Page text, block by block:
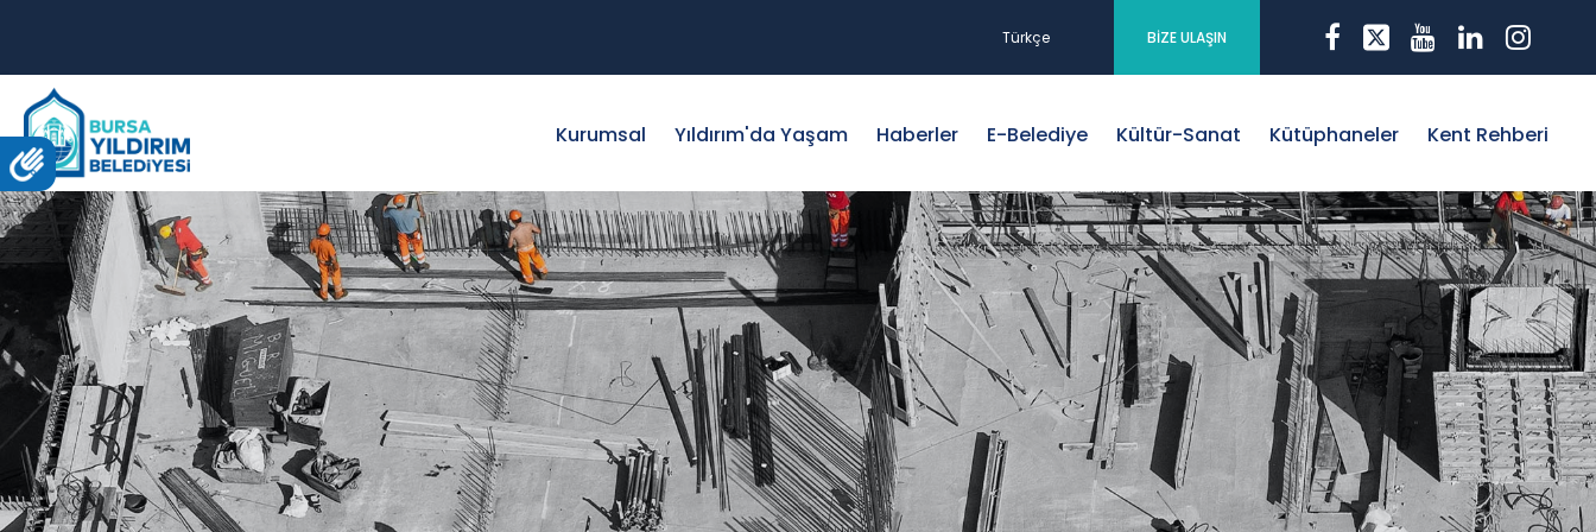
Türkçe BİZE ULAŞIN
Kurumsal Yıldırım'da Yaşam Haberler E-Belediye Kültür-Sanat Kütüphaneler Kent Rehberi